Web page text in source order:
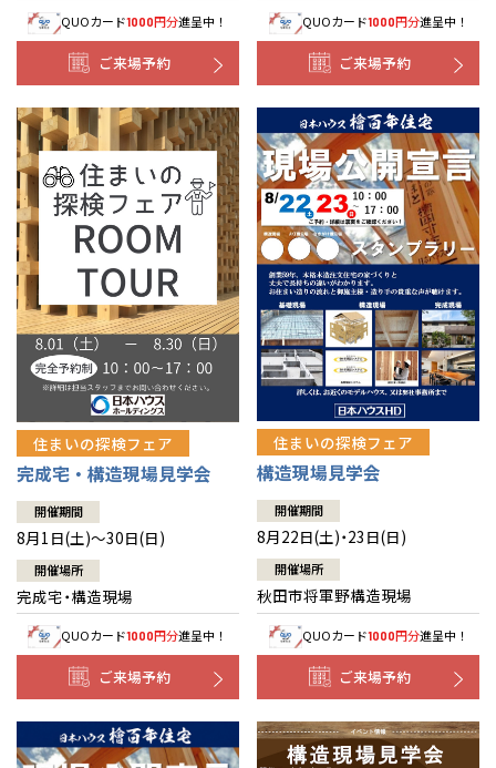
QUOカード1000円分進呈中！
ご来場予約
QUOカード1000円分進呈中！
ご来場予約
住まいの探検フェア
完成宅・構造現場見学会
開催期間
8月1日(土)～30日(日)
開催場所
完成宅・構造現場
QUOカード1000円分進呈中！
ご来場予約
住まいの探検フェア
構造現場見学会
開催期間
8月22日(土)・23日(日)
開催場所
秋田市将軍野構造現場
QUOカード1000円分進呈中！
ご来場予約
福島
石川
福井
千葉
茨城
栃木
群馬
静岡
三重
京都
兵庫
奈良
滋賀
和歌山
岡山
香川
愛媛
鳥取
島根
広島
山口
徳島
高知
九州
福岡
佐賀
熊本
大分
宮崎
鹿児島
長崎
沖縄
分譲マンション
※現住所のある都道府県以外の建築予定地の方でも現住所の有るお近
くの展示場又は店舗にお問合せください。移住の計画の方もご相談対
応します。お気軽にご相談ください。
福島県
会津
富山県
富山
石川県
福井県
福井
埼玉県
埼玉
千葉県
千葉
柏
茨城県
水戸
栃木県
宇都宮
小山
群馬県
群馬
伊勢崎
岐阜県
岐阜
静岡県
三重県
四日市
京都府
京都
兵庫県
姫路
奈良県
奈良
岡山県
岡山
愛媛県
松山
九州
福岡県
福岡
佐賀県
佐賀
熊本県
熊本
大分県
大分
宮崎県
宮崎
鹿児島県
鹿児島